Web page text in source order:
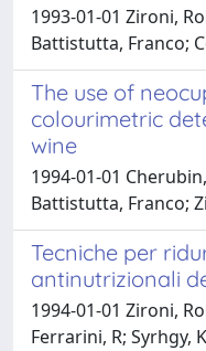
1993-01-01 Zironi,
Battistutta, Franco;
The use of
colourimetric
wine
1994-01-01
Battistutta, Franco;
Tecniche per
antinutrizionali
1994-01-01 Zironi,
Ferrarini, R; Syrhgy,